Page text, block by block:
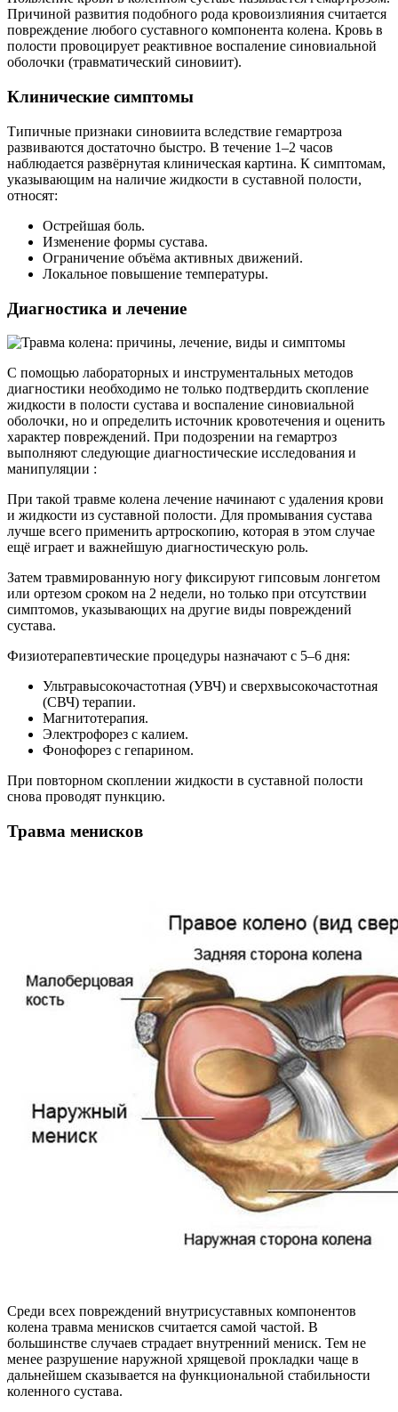
Причиной развития подобного рода кровоизлияния считается
повреждение любого суставного компонента колена. Кровь в
полости провоцирует реактивное воспаление синовиальной
оболочки (травматический синовиит).
Клинические симптомы
Типичные признаки синовиита вследствие гемартроза
развиваются достаточно быстро. В течение 1–2 часов
наблюдается развёрнутая клиническая картина. К симптомам,
указывающим на наличие жидкости в суставной полости,
относят:
Острейшая боль.
Изменение формы сустава.
Ограничение объёма активных движений.
Локальное повышение температуры.
Диагностика и лечение
С помощью лабораторных и инструментальных методов
диагностики необходимо не только подтвердить скопление
жидкости в полости сустава и воспаление синовиальной
оболочки, но и определить источник кровотечения и оценить
характер повреждений. При подозрении на гемартроз
выполняют следующие диагностические исследования и
манипуляции :
При такой травме колена лечение начинают с удаления крови
и жидкости из суставной полости. Для промывания сустава
лучше всего применить артроскопию, которая в этом случае
ещё играет и важнейшую диагностическую роль.
Затем травмированную ногу фиксируют гипсовым лонгетом
или ортезом сроком на 2 недели, но только при отсутствии
симптомов, указывающих на другие виды повреждений
сустава.
Физиотерапевтические процедуры назначают с 5–6 дня:
Ультравысокочастотная (УВЧ) и сверхвысокочастотная
(СВЧ) терапии.
Магнитотерапия.
Электрофорез с калием.
Фонофорез с гепарином.
При повторном скоплении жидкости в суставной полости
снова проводят пункцию.
Травма менисков
Среди всех повреждений внутрисуставных компонентов
колена травма менисков считается самой частой. В
большинстве случаев страдает внутренний мениск. Тем не
менее разрушение наружной хрящевой прокладки чаще в
дальнейшем сказывается на функциональной стабильности
коленного сустава.